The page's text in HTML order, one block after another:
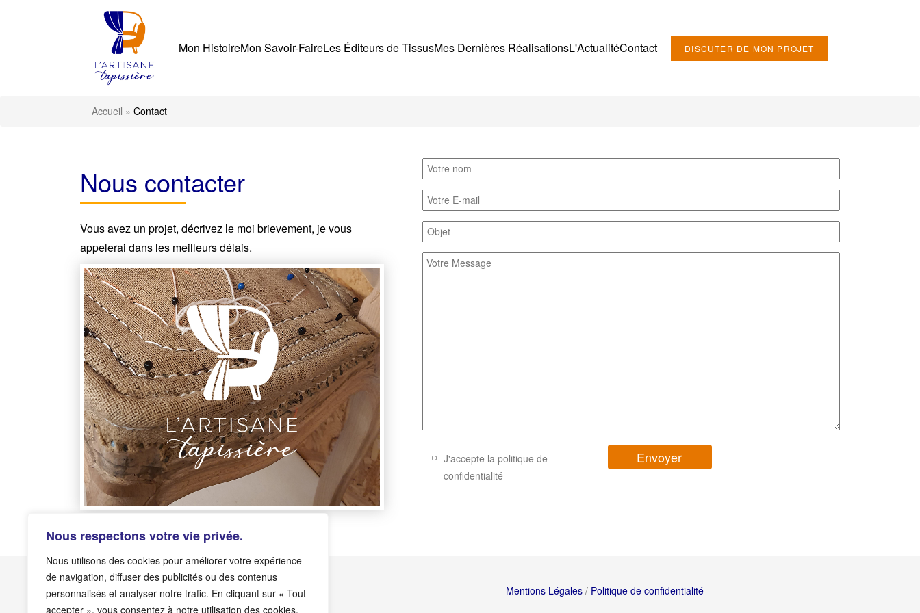
Nous respectons votre vie privée.
Nous utilisons des cookies pour améliorer votre expérience
de navigation, diffuser des publicités ou des contenus
personnalisés et analyser notre trafic. En cliquant sur « Tout
accepter », vous consentez à notre utilisation des cookies.
Mon HistoireMon Savoir-FaireLes Éditeurs de TissusMes Dernières RéalisationsL'ActualitéContact DISCUTER DE MON PROJET
Accueil »Contact
Nous contacter
Vous avez un projet, décrivez le moi brievement, je vous
appelerai dans les meilleurs délais.
J'accepte la politique de
confidentialité
Mentions Légales / Politique de confidentialité